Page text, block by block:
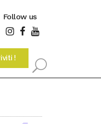
Follow us